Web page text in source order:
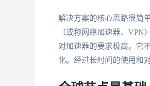
解决方案的核心思路很简
（或称网络加速器、VPN
对加速器的要求极高。它
化。经过长时间的使用和